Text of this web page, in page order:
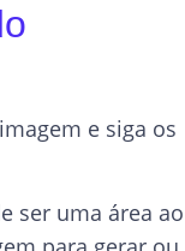
e siga os
ser uma área ao